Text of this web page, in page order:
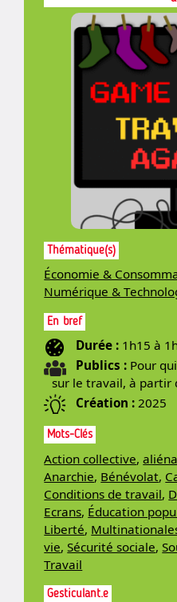
Thématique(s)
Économie &
Numérique &
En bref
Durée : 1h15 à
Publics : Pour
sur le travail, à partir
Création :2025
Mots-Clés
Action collective,
Anarchie, Bénévolat,
Conditions de travail,
Ecrans, Éducation
Liberté,
vie,Sécurité sociale,
Travail
Gesticulant.e